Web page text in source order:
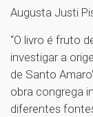
Augusta Justi
“O livro é fruto
investigar a
de Santo
obra congrega
diferentes